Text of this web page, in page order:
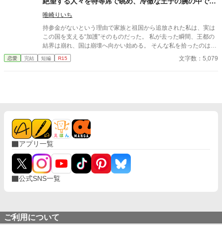
考停止する。
唯崎りいち
持参金がないという理由で家族と祖国から追放された私は、実は
この国を支える“加護”そのものだった。 私が去った瞬間、王都の
結界は崩れ、国は崩壊へ向かい始める。 そんな私を拾ったのは、
冷徹と噂される隣国の王子。 「やっと見つけた。お前は俺のもの
だ」 捨てられたはずの私は、気づけば滅びゆく祖国を背に、彼の
恋愛 完結 短編 R15 文字数：5,079
アプリ一覧
公式SNS一覧
ご利用について